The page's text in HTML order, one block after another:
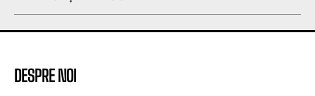
DESPRE NOI